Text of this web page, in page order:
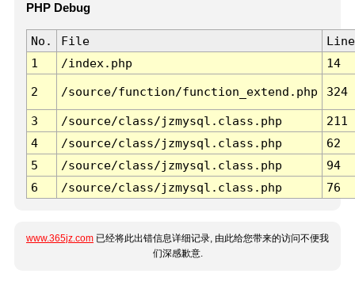
PHP Debug
No. File
Line
1
/index.php 14
2 /source/function/function_extend.php 324
3 /source/class/jzmysql.class.php
211
4
/source/class/jzmysql.class.php
62
5
/source/class/jzmysql.class.php
94
6
/source/class/jzmysql.class.php 76
www.365jz.com 已经将此出错信息详细记录, 由此给您带来的访问不便我
们深感歉意.